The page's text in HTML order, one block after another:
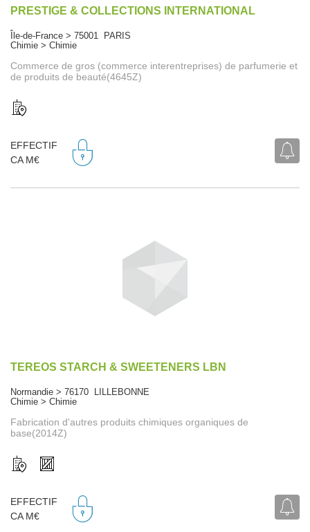
PRESTIGE & COLLECTIONS INTERNATIONAL
Île-de-France > 75001 PARIS
Chimie > Chimie
Commerce de gros (commerce interentreprises) de parfumerie et
de produits de beauté(4645Z)
EFFECTIF
CA M€
TEREOS STARCH & SWEETENERS LBN
Normandie > 76170 LILLEBONNE
Chimie > Chimie
Fabrication d'autres produits chimiques organiques de
base(2014Z)
EFFECTIF
CA M€